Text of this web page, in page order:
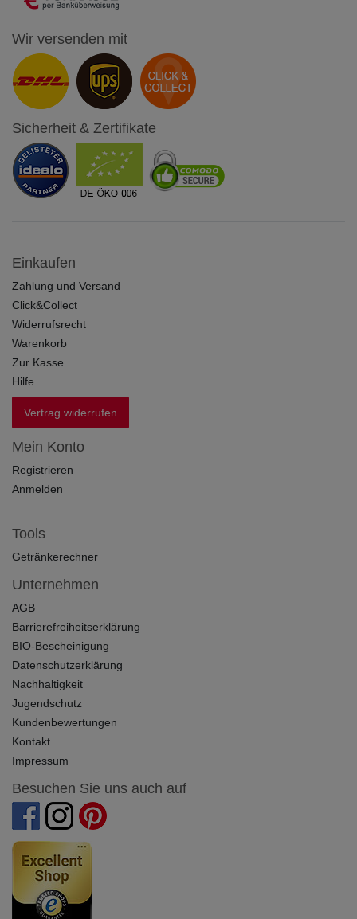
Wir versenden mit
Sicherheit & Zertifikate
Einkaufen
Zahlung und Versand
Click&Collect
Widerrufsrecht
Warenkorb
Zur Kasse
Hilfe
Vertrag widerrufen
Mein Konto
Registrieren
Anmelden
Tools
Getränkerechner
Unternehmen
AGB
Barrierefreiheitserklärung
BIO-Bescheinigung
Datenschutzerklärung
Nachhaltigkeit
Jugendschutz
Kundenbewertungen
Kontakt
Impressum
Besuchen Sie uns auch auf